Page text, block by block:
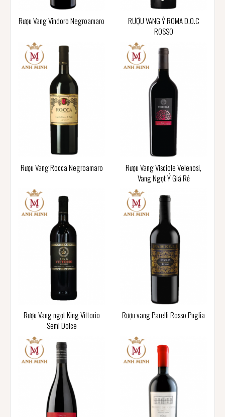
Rượu Vang Vindoro Negroamaro
RƯỢU VANG Ý ROMA D.O.C
ROSSO
Rượu Vang Rocca Negroamaro
Rượu Vang Visciole Velenosi,
Vang Ngọt Ý Giá Rẻ
Rượu Vang ngọt King Vittorio
Semi Dolce
Rượu vang Parelli Rosso Puglia